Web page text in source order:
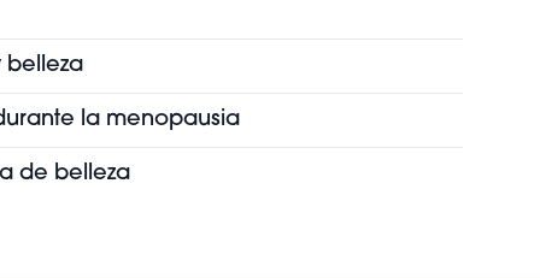
belleza
la menopausia
de belleza